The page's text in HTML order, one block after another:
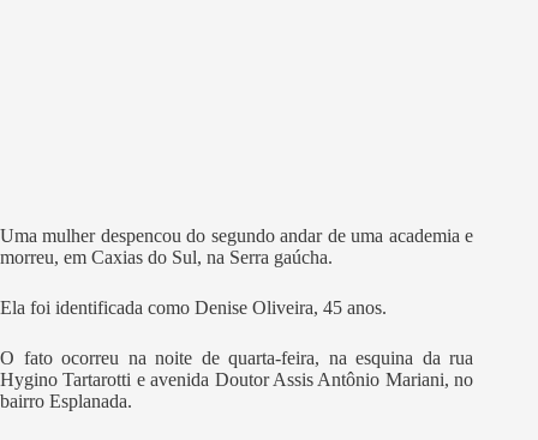
Uma mulher despencou do segundo andar de uma academia e
morreu, em Caxias do Sul, na Serra gaúcha.
Ela foi identificada como Denise Oliveira, 45 anos.
O fato ocorreu na noite de quarta-feira, na esquina da rua
Hygino Tartarotti e avenida Doutor Assis Antônio Mariani, no
bairro Esplanada.